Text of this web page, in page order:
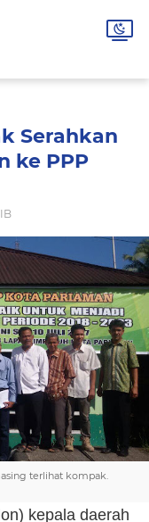
Serahkan
ke PPP
terlihat kompak.
kepala daerah